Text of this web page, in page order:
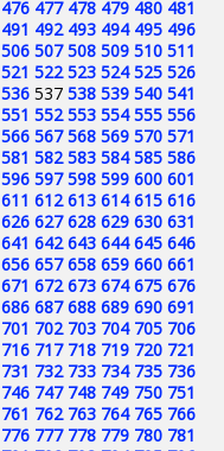
476 477 478 479 480 481
491 492 493 494 495 496
506 507 508 509 510 511
521 522 523 524 525 526
536 537 538 539 540 541
551 552 553 554 555 556
566 567 568 569 570 571
581 582 583 584 585 586
596 597 598 599 600 601
611 612 613 614 615 616
626 627 628 629 630 631
641 642 643 644 645 646
656 657 658 659 660 661
671 672 673 674 675 676
686 687 688 689 690 691
701 702 703 704 705 706
716 717 718 719 720 721
731 732 733 734 735 736
746 747 748 749 750 751
761 762 763 764 765 766
776 777 778 779 780 781